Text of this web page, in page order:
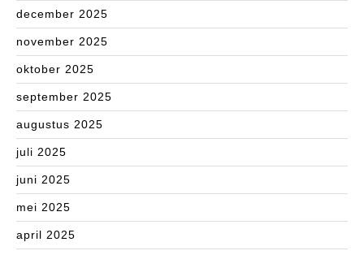
december 2025
november 2025
oktober 2025
september 2025
augustus 2025
juli 2025
juni 2025
mei 2025
april 2025